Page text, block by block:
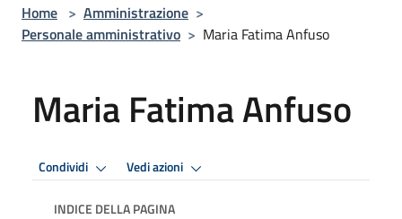
Home > Amministrazione >
Personale amministrativo > Maria Fatima Anfuso
Maria Fatima Anfuso
Condividi Vedi azioni
INDICE DELLA PAGINA